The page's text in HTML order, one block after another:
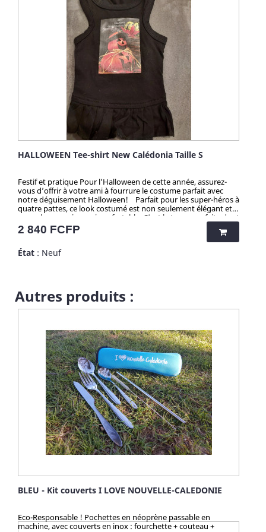
HALLOWEEN Tee-shirt New Calédonia Taille S
Festif et pratique Pour l’Halloween de cette année, assurez-
vous d’offrir à votre ami à fourrure le costume parfait avec
notre déguisement Halloween! Parfait pour les super-héros à
quatre pattes, ce look costumé est non seulement élégant et
accrocheur, mais aussi confortable. C’est la tenue parfaite dont
votre compagnon a besoin pour faire l’envie d’Halloween ! Il
se met et s’enlève facilement, ce qui est idéal pour les fêtes ou
la chasse aux sorcières. Attention ! Quantité très limitée pour
tous mes produits. N'hésitez pas longtemps avant de vous
Prix
2 840 FCFP
État : Neuf
Autres produits :
BLEU - Kit couverts I LOVE NOUVELLE-CALEDONIE
Eco-Responsable ! Pochettes en néoprène passable en
machine, avec couverts en inox : fourchette + couteau +